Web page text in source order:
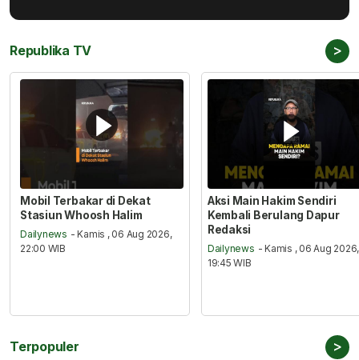
Republika TV >
Mobil Terbakar di Dekat
Stasiun Whoosh Halim
Dailynews - Kamis , 06 Aug 2026,
22:00 WIB
Aksi Main Hakim Sendiri
Kembali Berulang Dapur
Redaksi
Dailynews - Kamis , 06 Aug 2026,
19:45 WIB
Terpopuler >